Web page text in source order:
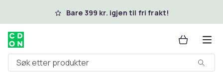
Hopp til hovedinnholdBare 399 kr. igjen til fri frakt!
Søk etter produkter